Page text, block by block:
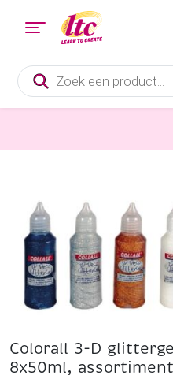
Producten
zoeken
Colorall 3-D
8x50ml, assortiment